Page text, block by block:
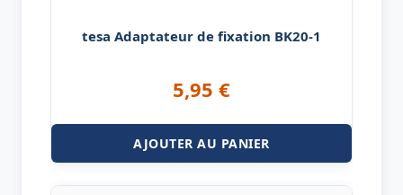
tesa Adaptateur de fixation BK20-1
5,95 €
AJOUTER AU PANIER